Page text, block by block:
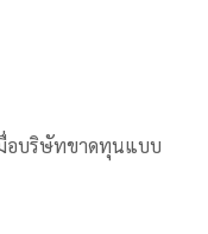
มื่อบริษัทขาดทุนแบบ